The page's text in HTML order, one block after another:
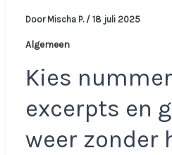
Door Mischa P. / 18 juli 2025
Algemeen
Kies
excerpts en
weer zonder